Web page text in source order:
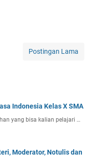
Postingan Lama
Indonesia Kelas X SMA
yang bisa kalian pelajari …
Moderator, Notulis dan